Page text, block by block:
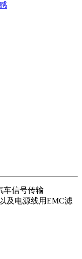
信号传输
及电源线用EMC滤